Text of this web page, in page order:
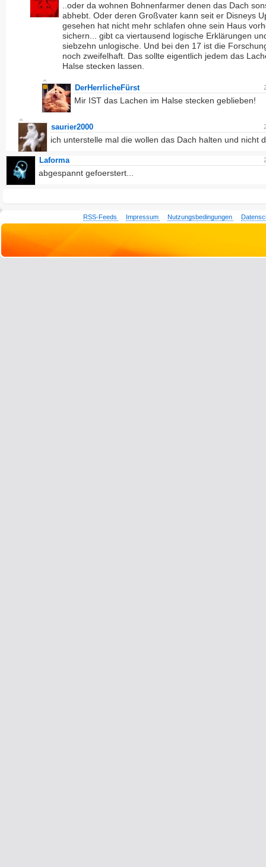
..oder da wohnen Bohnenfarmer denen das Dach
abhebt. Oder deren Großvater kann seit er Disneys
gesehen hat nicht mehr schlafen ohne sein Haus
sichern... gibt ca viertausend logische Erklärungen
siebzehn unlogische. Und bei den 17 ist die
noch zweifelhaft. Das sollte eigentlich jedem das
Halse stecken lassen.
DerHerrlicheFürst
Mir IST das Lachen im Halse stecken geblieben!
saurier2000
ich unterstelle mal die wollen das Dach halten und nicht
Laforma
abgespannt gefoerstert...
RSS-Feeds Impressum Nutzungsbedingungen